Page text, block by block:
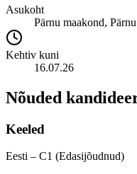
Asukoht
Pärnu maakond,
Kehtiv kuni
16.07.26
Nõuded
Keeled
Eesti – C1 (Edasijõudnud)